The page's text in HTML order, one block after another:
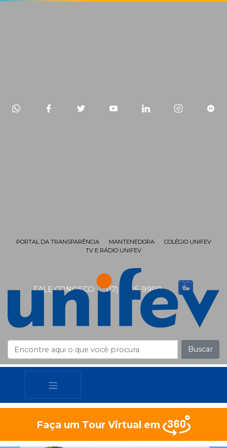
FALE CONOSCO (17) 3405-9999
PORTAL DA TRANSPARÊNCIA MANTENEDORA
COLÉGIO UNIFEV
TV E RÁDIO UNIFEV
Buscar
Faça um Tour Virtual em